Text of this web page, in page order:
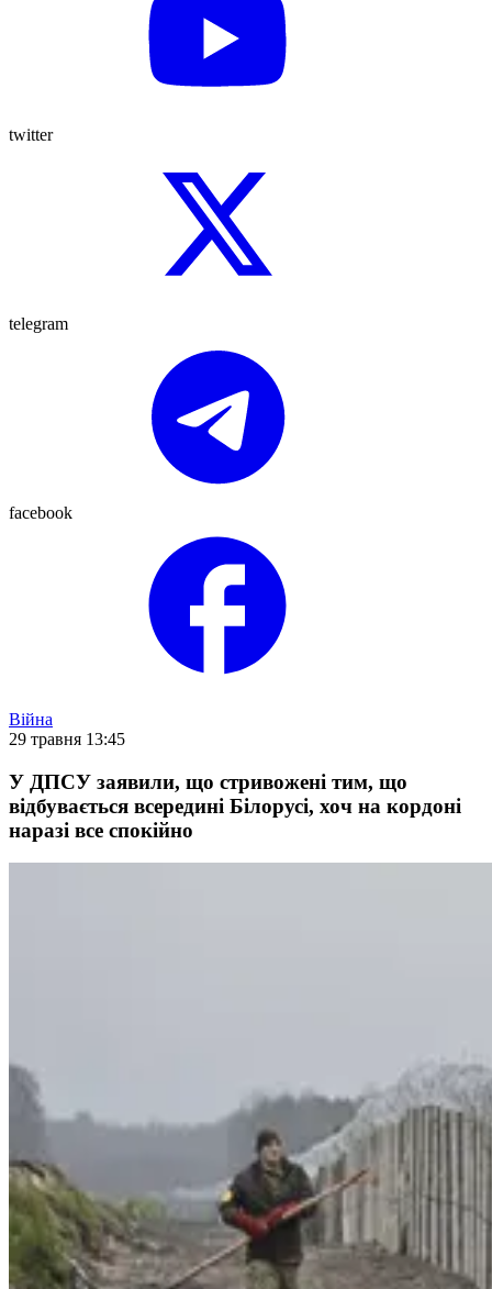
twitter
telegram
facebook
Війна
29 травня 13:45
У ДПСУ заявили, що стривожені тим, що
відбувається всередині Білорусі, хоч на кордоні
наразі все спокійно